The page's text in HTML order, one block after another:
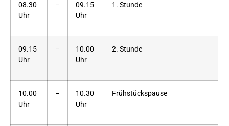
08.30
Uhr
–
09.15
Uhr
1. Stunde
09.15
Uhr
–
10.00
Uhr
2. Stunde
10.00
Uhr
–
10.30
Uhr
Frühstückspause